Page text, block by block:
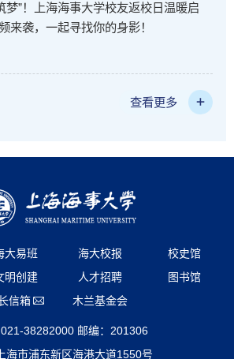
梦”！上海海事大学校友返校日温暖启
来袭，一起寻找你的身影！
查看更多
大易班 海大校报
校史馆
明创建 人才招聘
图书馆
信箱 木兰基金会
38282000 邮编：201306
海市浦东新区海港大道1550号